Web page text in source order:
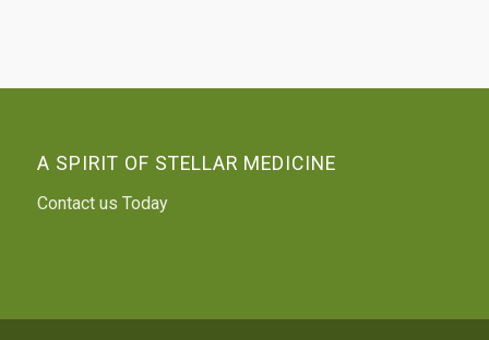
A SPIRIT OF STELLAR MEDICINE
Contact us Today